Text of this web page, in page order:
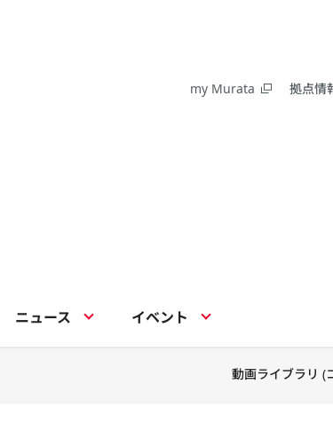
my Murata 拠点情
ニュース イベント
動画ライブラリ (